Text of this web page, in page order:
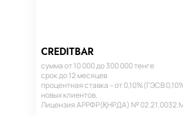
CREDITBAR
сумма от 10 000 до 300 000 тенге
срок до 12 месяцев
процентная ставка – от 0,10%(ГЭСВ
новых клиентов.
Лицензия АРРФР(ҚНРДА) №